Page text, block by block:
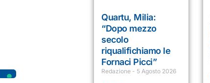
Quartu, Milia:
“Dopo mezzo
secolo
riqualifichiamo le
Fornaci Picci”
Redazione 5 Agosto 2026